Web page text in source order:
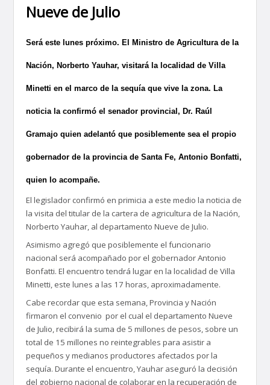
Nueve de Julio
Será este lunes próximo. El Ministro de Agricultura de la
Nación, Norberto Yauhar, visitará la localidad de Villa
Minetti en el marco de la sequía que vive la zona. La
noticia la confirmó el senador provincial, Dr. Raúl
Gramajo quien adelantó que posiblemente sea el propio
gobernador de la provincia de Santa Fe, Antonio Bonfatti,
quien lo acompañe.
El legislador confirmó en primicia a este medio la noticia de
la visita del titular de la cartera de agricultura de la Nación,
Norberto Yauhar, al departamento Nueve de Julio.
Asimismo agregó que posiblemente el funcionario
nacional será acompañado por el gobernador Antonio
Bonfatti. El encuentro tendrá lugar en la localidad de Villa
Minetti, este lunes a las 17 horas, aproximadamente.
Cabe recordar que esta semana, Provincia y Nación
firmaron el convenio por el cual el departamento Nueve
de Julio, recibirá la suma de 5 millones de pesos, sobre un
total de 15 millones no reintegrables para asistir a
pequeños y medianos productores afectados por la
sequía. Durante el encuentro, Yauhar aseguró la decisión
del gobierno nacional de colaborar en la recuperación de